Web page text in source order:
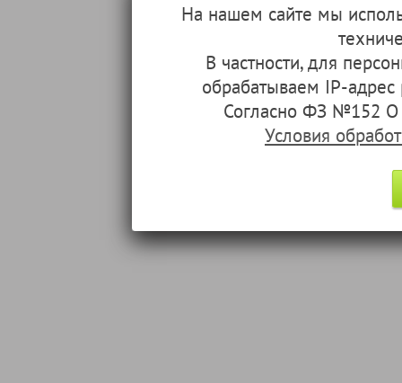
На нашем сайте мы
В частности, для
обрабатываем IP-
Согласно ФЗ №152 О
Условия